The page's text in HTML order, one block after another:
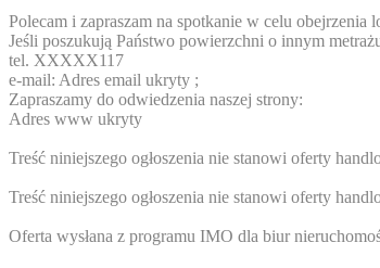
Polecam i zapraszam na spotkanie w celu obejrzenia
Jeśli poszukują Państwo powierzchni o innym
tel. XXXXX117
e-mail: Adres email ukryty ;
Zapraszamy do odwiedzenia naszej strony:
Adres www ukryty
Treść niniejszego ogłoszenia nie stanowi oferty
Treść niniejszego ogłoszenia nie stanowi oferty
Oferta wysłana z programu IMO dla biur